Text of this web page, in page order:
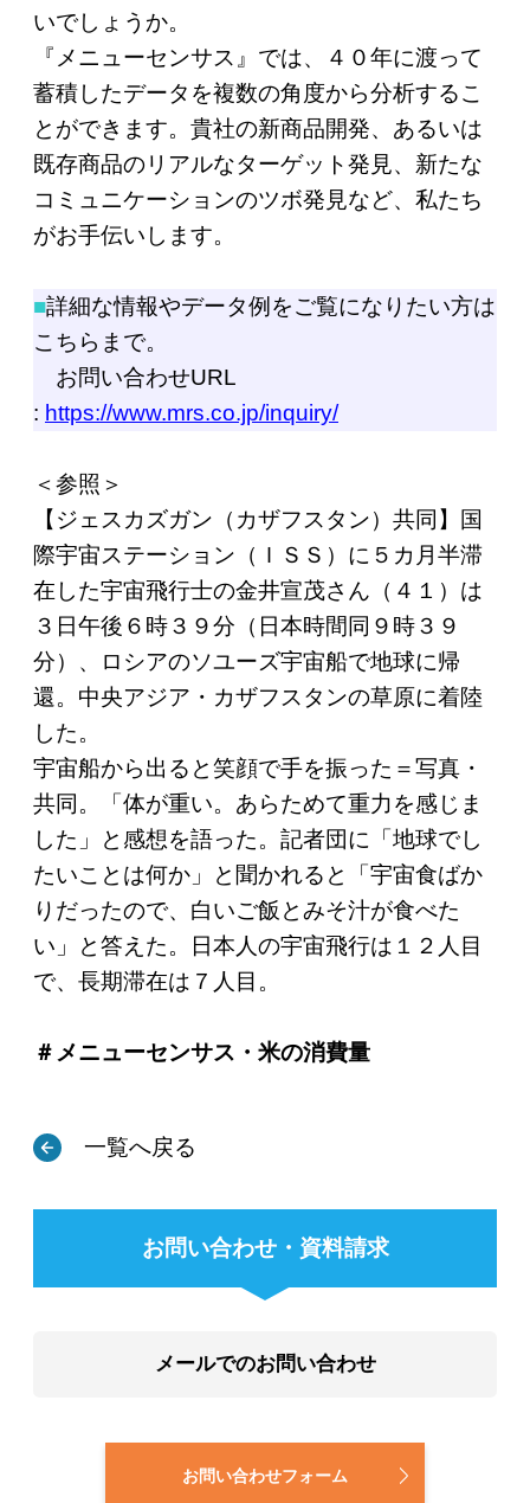
いでしょうか。
『メニューセンサス』では、４０年に渡って
蓄積したデータを複数の角度から分析するこ
とができます。貴社の新商品開発、あるいは
既存商品のリアルなターゲット発見、新たな
コミュニケーションのツボ発見など、私たち
がお手伝いします。
■詳細な情報やデータ例をご覧になりたい方は
こちらまで。
お問い合わせURL
: https://www.mrs.co.jp/inquiry/
＜参照＞
【ジェスカズガン（カザフスタン）共同】国
際宇宙ステーション（ＩＳＳ）に５カ月半滞
在した宇宙飛行士の金井宣茂さん（４１）は
３日午後６時３９分（日本時間同９時３９
分）、ロシアのソユーズ宇宙船で地球に帰
還。中央アジア・カザフスタンの草原に着陸
した。
宇宙船から出ると笑顔で手を振った＝写真・
共同。「体が重い。あらためて重力を感じま
した」と感想を語った。記者団に「地球でし
たいことは何か」と聞かれると「宇宙食ばか
りだったので、白いご飯とみそ汁が食べた
い」と答えた。日本人の宇宙飛行は１２人目
で、長期滞在は７人目。
＃メニューセンサス・米の消費量
一覧へ戻る
お問い合わせ・資料請求
メールでのお問い合わせ
お問い合わせフォーム